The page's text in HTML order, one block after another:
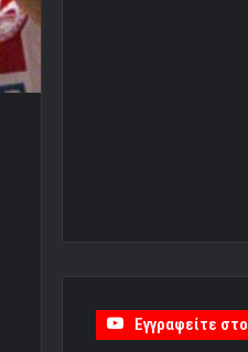
Εγγραφείτε